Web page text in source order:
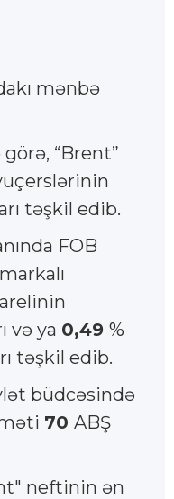
mənbə
“Brent”
təşkil edib.
FOB
və ya 0,49 %
təşkil edib.
büdcəsində
70 ABŞ
neftinin ən